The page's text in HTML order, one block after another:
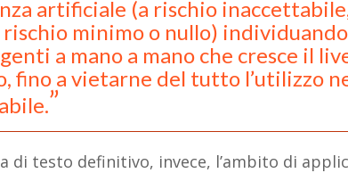
artificiale (a rischio
rischio minimo o nullo)
a mano a mano che cresce il
fino a vietarne del tutto l’utilizzo
di testo definitivo, invece, l’ambito di